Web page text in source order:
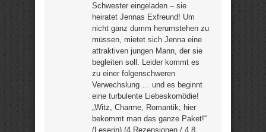
Schwester eingeladen – sie
heiratet Jennas Exfreund! Um
nicht ganz dumm herumstehen zu
müssen, mietet sich Jenna eine
attraktiven jungen Mann, der sie
begleiten soll. Leider kommt es
zu einer folgenschweren
Verwechslung … und es beginnt
eine turbulente Liebeskomödie!
„Witz, Charme, Romantik; hier
bekommt man das ganze Paket!“
(Leserin) (4 Rezensionen / 4,8